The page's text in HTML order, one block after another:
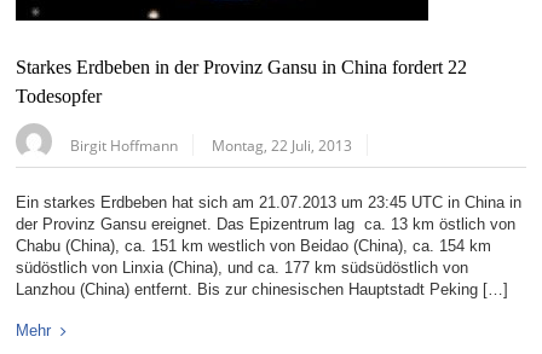
Starkes Erdbeben in der Provinz Gansu in China fordert 22
Todesopfer
Birgit Hoffmann Montag, 22 Juli, 2013
Ein starkes Erdbeben hat sich am 21.07.2013 um 23:45 UTC in China in
der Provinz Gansu ereignet. Das Epizentrum lag ca. 13 km östlich von
Chabu (China), ca. 151 km westlich von Beidao (China), ca. 154 km
südöstlich von Linxia (China), und ca. 177 km südsüdöstlich von
Lanzhou (China) entfernt. Bis zur chinesischen Hauptstadt Peking […]
Mehr